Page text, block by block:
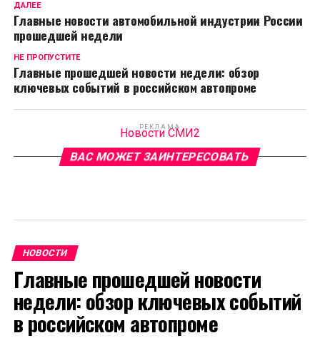
ДАЛЕЕ
Главные новости автомобильной индустрии России
прошедшей недели
НЕ ПРОПУСТИТЕ
Главные прошедшей новости недели: обзор
ключевых событий в российском автопроме
РЕКЛАМА
Новости СМИ2
ВАС МОЖЕТ ЗАИНТЕРЕСОВАТЬ
НОВОСТИ
Главные прошедшей новости
недели: обзор ключевых событий
в российском автопроме